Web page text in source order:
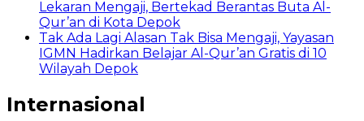
Lekaran Mengaji, Bertekad Berantas Buta Al-
Qur’an di Kota Depok
Tak Ada Lagi Alasan Tak Bisa Mengaji, Yayasan
IGMN Hadirkan Belajar Al-Qur’an Gratis di 10
Wilayah Depok
Internasional